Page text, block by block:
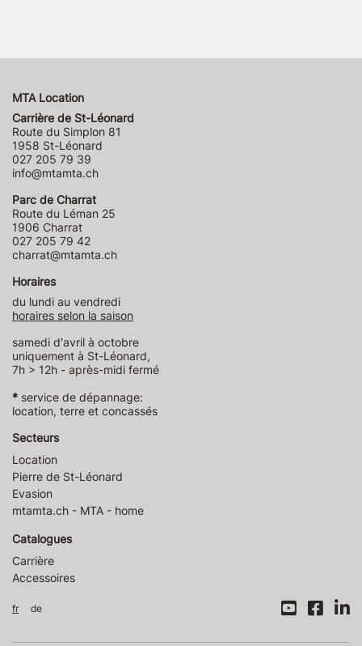
MTA Location
Carrière de St-Léonard
Route du Simplon 81
1958 St-Léonard
027 205 79 39
info@mtamta.ch
Parc de Charrat
Route du Léman 25
1906 Charrat
027 205 79 42
charrat@mtamta.ch
Horaires
du lundi au vendredi
horaires selon la saison
samedi d'avril à octobre
uniquement à St-Léonard,
7h > 12h - après-midi fermé
* service de dépannage:
location, terre et concassés
Secteurs
Location
Pierre de St-Léonard
Evasion
mtamta.ch - MTA - home
Catalogues
Carrière
Accessoires
fr de